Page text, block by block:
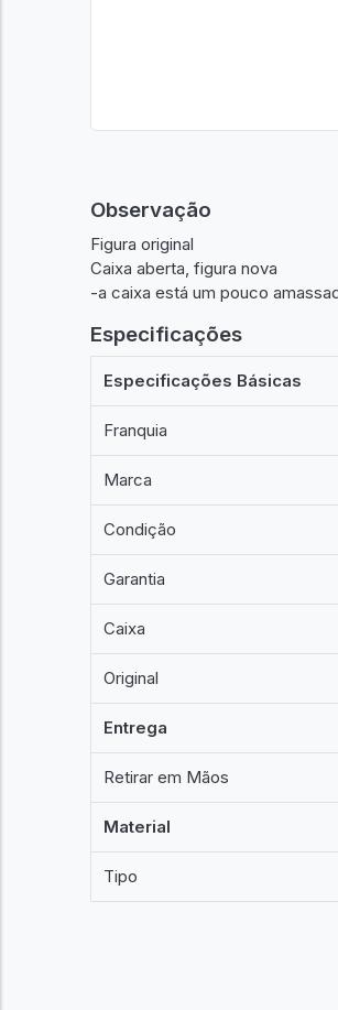
Observação
Figura original
Caixa aberta, figura nova
-a caixa está um pouco
Especificações
Especificações Básicas
Franquia
Marca
Condição
Garantia
Caixa
Original
Entrega
Retirar em Mãos
Material
Tipo